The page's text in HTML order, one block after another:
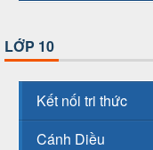
LỚP 10
Kết nối tri thức
Cánh Diều